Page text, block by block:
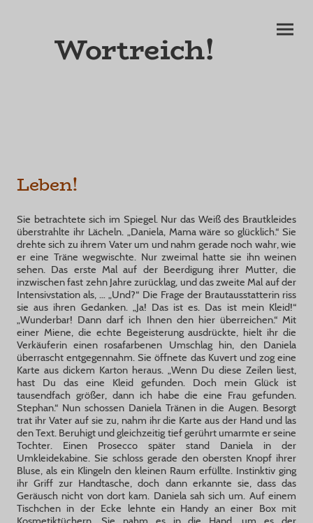
Wortreich!
Leben!
Sie betrachtete sich im Spiegel. Nur das Weiß des Brautkleides
überstrahlte ihr Lächeln. „Daniela, Mama wäre so glücklich.“ Sie
drehte sich zu ihrem Vater um und nahm gerade noch wahr, wie
er eine Träne wegwischte. Nur zweimal hatte sie ihn weinen
sehen. Das erste Mal auf der Beerdigung ihrer Mutter, die
inzwischen fast zehn Jahre zurücklag, und das zweite Mal auf der
Intensivstation als, … „Und?“ Die Frage der Brautausstatterin riss
sie aus ihren Gedanken. „Ja! Das ist es. Das ist mein Kleid!“
„Wunderbar! Dann darf ich Ihnen den hier überreichen.“ Mit
einer Miene, die echte Begeisterung ausdrückte, hielt ihr die
Verkäuferin einen rosafarbenen Umschlag hin, den Daniela
überrascht entgegennahm. Sie öffnete das Kuvert und zog eine
Karte aus dickem Karton heraus. „Wenn Du diese Zeilen liest,
hast Du das eine Kleid gefunden. Doch mein Glück ist
tausendfach größer, dann ich habe die eine Frau gefunden.
Stephan.“ Nun schossen Daniela Tränen in die Augen. Besorgt
trat ihr Vater auf sie zu, nahm ihr die Karte aus der Hand und las
den Text. Beruhigt und gleichzeitig tief gerührt umarmte er seine
Tochter. Einen Prosecco später stand Daniela in der
Umkleidekabine. Sie schloss gerade den obersten Knopf ihrer
Bluse, als ein Klingeln den kleinen Raum erfüllte. Instinktiv ging
ihr Griff zur Handtasche, doch dann erkannte sie, dass das
Geräusch nicht von dort kam. Daniela sah sich um. Auf einem
Tischchen in der Ecke lehnte ein Handy an einer Box mit